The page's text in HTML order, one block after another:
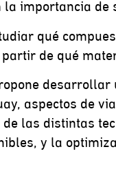
la importancia
qué
de qué
aspectos de
las distintas
y la